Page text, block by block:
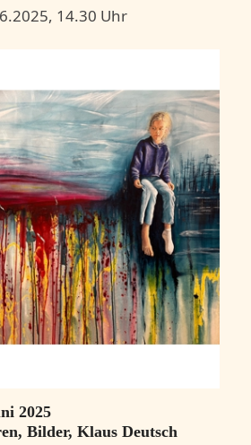
14.30 Uhr
2025
Bilder, Klaus Deutsch